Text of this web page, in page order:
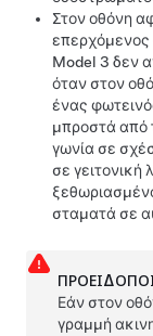
Στονοθόνη
επερχόμενος
Model 3 δεν
όταν στον
ένας
μπροστά από
γωνία σε
σε γειτονική
σταματά σε
Εάν στον
γραμμή